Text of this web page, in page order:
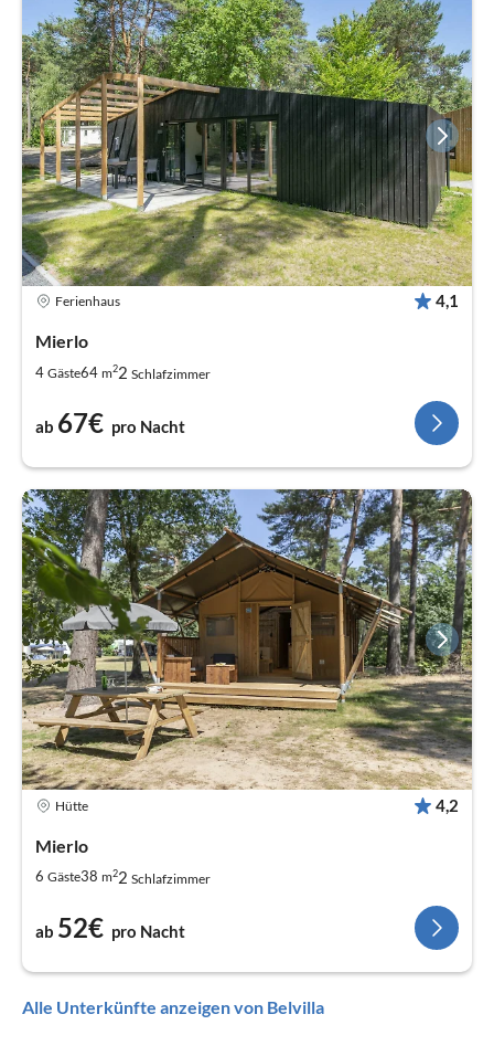
Ferienhaus 4,1
Mierlo
4 Gäste64 m22 Schlafzimmer
ab 67€ pro Nacht
Hütte 4,2
Mierlo
6 Gäste38 m22 Schlafzimmer
ab 52€ pro Nacht
Alle Unterkünfte anzeigen von Belvilla